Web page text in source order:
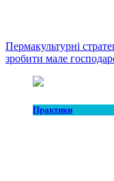
Пермакультурні
зробити мале
Практики